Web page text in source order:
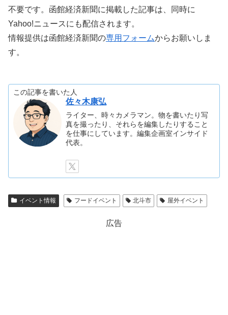
不要です。函館経済新聞に掲載した記事は、同時に
Yahoo!ニュースにも配信されます。
情報提供は函館経済新聞の専用フォームからお願いしま
す。
この記事を書いた人
佐々木康弘
ライター、時々カメラマン。物を書いたり写
真を撮ったり、それらを編集したりすること
を仕事にしています。編集企画室インサイド
代表。
イベント情報 フードイベント 北斗市 屋外イベント
広告